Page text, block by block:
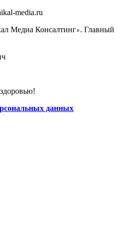
media.ru
Медиа Консалтинг». Главный
данных